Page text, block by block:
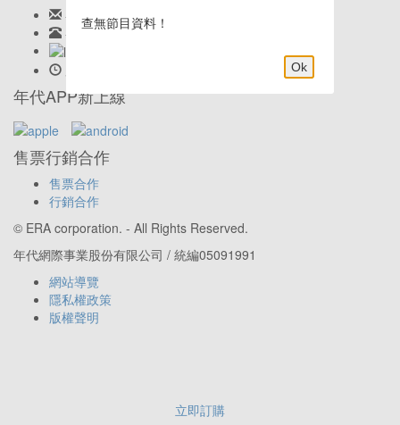
立即訂購
客服信箱: ticket@eracom.com.tw
客服專線: 02-23419898
年代APP新上線
售票行銷合作
售票合作
行銷合作
© ERA corporation. - All Rights Reserved.
年代網際事業股份有限公司 / 統編05091991
網站導覽
隱私權政策
版權聲明
查無節目資料！
Ok